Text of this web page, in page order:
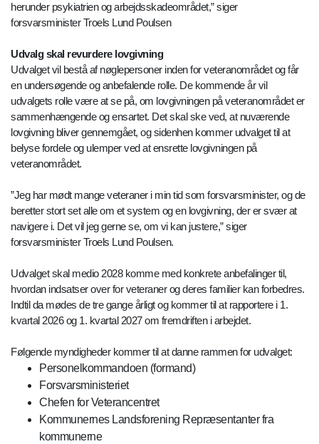
herunder psykiatrien og arbejdsskadeområdet,” siger
forsvarsminister Troels Lund Poulsen
Udvalg skal revurdere lovgivning
Udvalget vil bestå af nøglepersoner inden for veteranområdet og får
en undersøgende og anbefalende rolle. De kommende år vil
udvalgets rolle være at se på, om lovgivningen på veteranområdet er
sammenhængende og ensartet. Det skal ske ved, at nuværende
lovgivning bliver gennemgået, og sidenhen kommer udvalget til at
belyse fordele og ulemper ved at ensrette lovgivningen på
veteranområdet.
”Jeg har mødt mange veteraner i min tid som forsvarsminister, og de
beretter stort set alle om et system og en lovgivning, der er svær at
navigere i. Det vil jeg gerne se, om vi kan justere,” siger
forsvarsminister Troels Lund Poulsen.
Udvalget skal medio 2028 komme med konkrete anbefalinger til,
hvordan indsatser over for veteraner og deres familier kan forbedres.
Indtil da mødes de tre gange årligt og kommer til at rapportere i 1.
kvartal 2026 og 1. kvartal 2027 om fremdriften i arbejdet.
Følgende myndigheder kommer til at danne rammen for udvalget:
Personelkommandoen (formand)
Forsvarsministeriet
Chefen for Veterancentret
Kommunernes Landsforening Repræsentanter fra
kommunerne